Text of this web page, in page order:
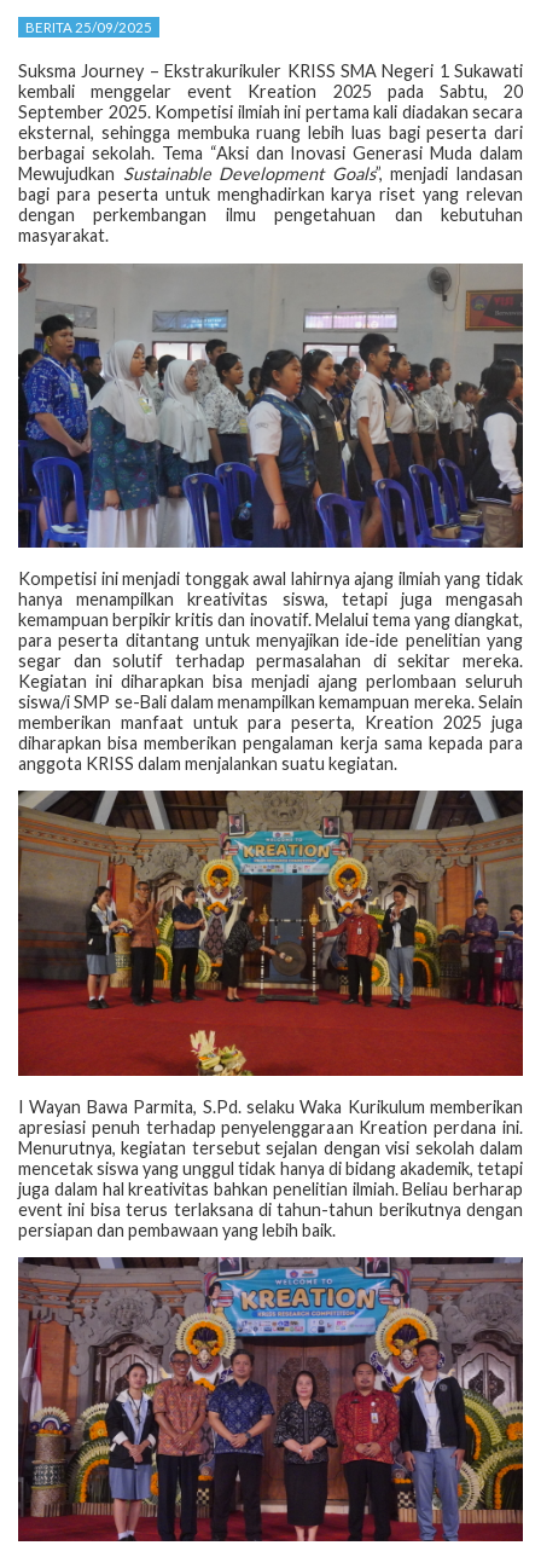
BERITA 25/09/2025
Suksma Journey – Ekstrakurikuler KRISS SMA Negeri 1 Sukawati
kembali menggelar event Kreation 2025 pada Sabtu, 20
September 2025. Kompetisi ilmiah ini pertama kali diadakan secara
eksternal, sehingga membuka ruang lebih luas bagi peserta dari
berbagai sekolah. Tema “Aksi dan Inovasi Generasi Muda dalam
Mewujudkan Sustainable Development Goals”, menjadi landasan
bagi para peserta untuk menghadirkan karya riset yang relevan
dengan perkembangan ilmu pengetahuan dan kebutuhan
masyarakat.
Kompetisi ini menjadi tonggak awal lahirnya ajang ilmiah yang tidak
hanya menampilkan kreativitas siswa, tetapi juga mengasah
kemampuan berpikir kritis dan inovatif. Melalui tema yang diangkat,
para peserta ditantang untuk menyajikan ide-ide penelitian yang
segar dan solutif terhadap permasalahan di sekitar mereka.
Kegiatan ini diharapkan bisa menjadi ajang perlombaan seluruh
siswa/i SMP se-Bali dalam menampilkan kemampuan mereka. Selain
memberikan manfaat untuk para peserta, Kreation 2025 juga
diharapkan bisa memberikan pengalaman kerja sama kepada para
anggota KRISS dalam menjalankan suatu kegiatan.
I Wayan Bawa Parmita, S.Pd. selaku Waka Kurikulum memberikan
apresiasi penuh terhadap penyelenggaraan Kreation perdana ini.
Menurutnya, kegiatan tersebut sejalan dengan visi sekolah dalam
mencetak siswa yang unggul tidak hanya di bidang akademik, tetapi
juga dalam hal kreativitas bahkan penelitian ilmiah. Beliau berharap
event ini bisa terus terlaksana di tahun-tahun berikutnya dengan
persiapan dan pembawaan yang lebih baik.